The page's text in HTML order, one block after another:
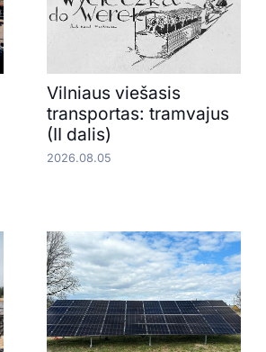
Vilniaus viešasis
transportas: tramvajus
(II dalis)
2026.08.05